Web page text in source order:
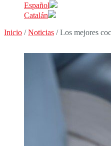
Español
Catalán
Inicio /Noticias /Los mejores